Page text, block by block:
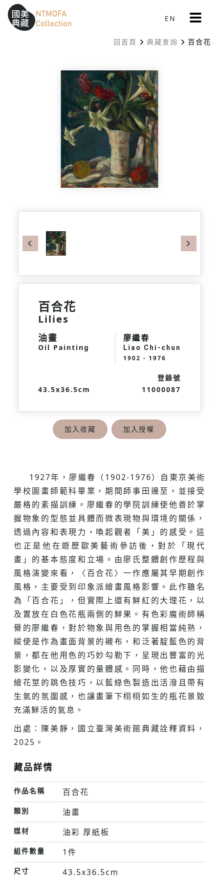
跳到中間主要內容區
網站導覽
::: EN 更
多
單
回首頁 典藏查詢 百合花
Previous
百合花
Lilies
油畫
Oil Painting
廖繼春
Liao Chi-chun
1902 - 1976
43.5x36.5cm
登錄號
11000087
加入收藏 加入授權
1927年，廖繼春（1902-1976）自東京美術
學校圖畫師範科畢業，期間師事田邊至，並接受
嚴格的素描訓練。廖繼春的學院訓練使他善於掌
握物象的型態並具體而微表現物與環境的關係，
透過內容和表現力，喚起觀者「美」的感受。這
也正是他在遊歷歐美藝術參訪後，對於「現代
畫」的基本態度和立場。由廖氏整體創作歷程與
風格演變來看，〈百合花〉一作應屬其早期創作
風格，主要受到印象派繪畫風格影響。此作雖名
為「百合花」，但實際上還有鮮紅的大理花，以
及置放在白色花瓶兩側的鮮果。有色彩魔術師稱
譽的廖繼春，對於物象與用色的掌握相當純熟，
縱使是作為畫面背景的襯布，和泛著靛藍色的背
景，都在他用色的巧妙勾勒下，呈現出豐富的光
影變化，以及厚實的量體感。同時，他也藉由描
繪花莖的跳色技巧，以藍綠色製造出活潑且帶有
生氣的氛圍感，也讓畫筆下栩栩如生的瓶花景致
充滿鮮活的氣息。
出處：陳美靜，國立臺灣美術館典藏詮釋資料，
2025。
藏品詳情
作品名稱 百合花
類別 油畫
媒材 油彩 厚紙板
組件數量 1件
尺寸 43.5x36.5cm